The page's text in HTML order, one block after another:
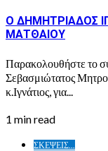
Ο ΔΗΜΗΤΡΙΑΔΟΣ
ΜΑΤΘΑΙΟΥ
Παρακολουθήστε το
Σεβασμιώτατος
κ.Ιγνάτιος, για...
1 min read
ΣΚΕΨΕΙΣ...